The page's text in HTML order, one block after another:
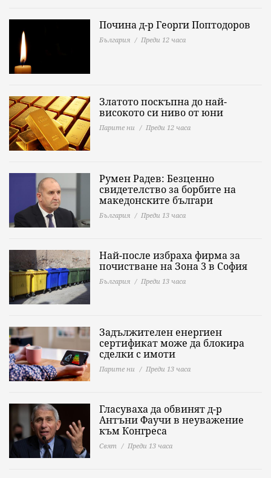
Почина д-р Георги Поптодоров
България Преди 12 часа
Златото поскъпна до най-
високото си ниво от юни
Парите ни Преди 12 часа
Румен Радев: Безценно
свидетелство за борбите на
македонските българи
България Преди 13 часа
Най-после избраха фирма за
почистване на Зона 3 в София
България Преди 13 часа
Задължителен енергиен
сертификат може да блокира
сделки с имоти
Парите ни Преди 13 часа
Гласуваха да обвинят д-р
Антъни Фаучи в неуважение
към Конгреса
Свят Преди 13 часа